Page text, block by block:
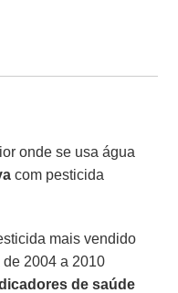
onde se usa água
com pesticida
mais vendido
2004 a 2010
de saúde